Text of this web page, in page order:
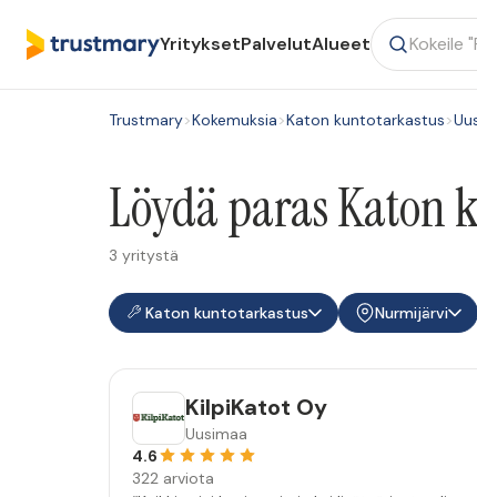
YrityksetPalvelutAlueet
Trustmary>Kokemuksia>Katon kuntotarkastus>
Löydä paras
3 yritystä
Katon kuntotarkastus Nurmijärvi
KilpiKatot Oy
Uusimaa
4.6
322 arviota